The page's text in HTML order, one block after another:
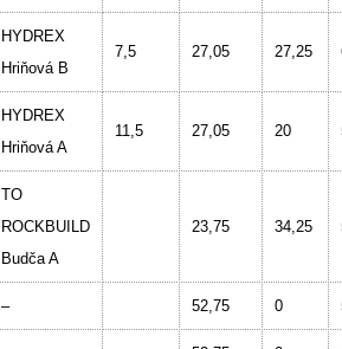
HYDREX
Hriňová B
7,5 27,05 27,25
HYDREX
Hriňová A
11,5 27,05 20
TO
ROCKBUILD
Budča A
23,75 34,25
– 52,75 0